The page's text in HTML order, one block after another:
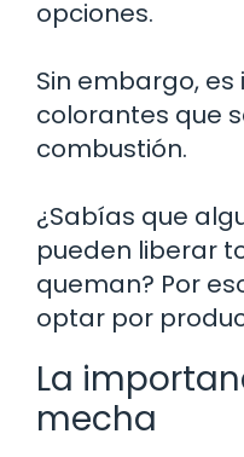
opciones.
Sin embargo,
colorantes que
combustión.
¿Sabías que
pueden liberar
queman? Por
optar por
La
mecha